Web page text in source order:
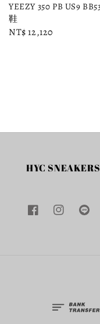
YEEZY 350 PB US9
鞋
Regular
NT$ 12,120
HYC